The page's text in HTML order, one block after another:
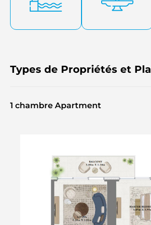
Types de Propriétés et
1 chambre Apartment